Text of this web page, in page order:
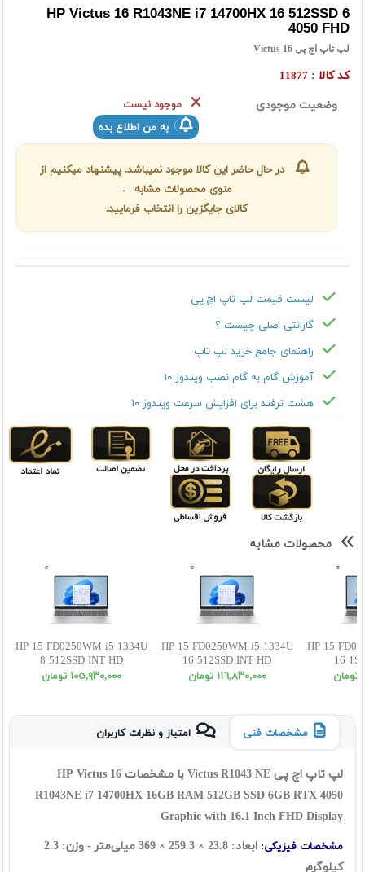
HP Victus 16 R1043NE i7 14700HX 16 512SSD 6
4050 FHD
لپ تاپ اچ پی Victus 16
کد کالا : 11877
وضعیت موجودی
موجود نیست
به من اطلاع بده
در حال حاضر این کالا موجود نمیباشد. پیشنهاد میکنیم از
منوی محصولات مشابه ←
کالای جایگزین را انتخاب فرمایید.
لیست قیمت لپ تاپ اچ پی
گارانتی اصلی چیست ؟
راهنمای جامع خرید لپ تاپ
آموزش گام به گام نصب ویندوز ۱۰
هشت ترفند برای افزایش سرعت ویندوز ۱۰
محصولات مشابه
HP 15 FD0250WM i5 1334U
8 512SSD INT HD
١٠٥,٩٣٠,٠٠٠ تومان
HP 15 FD0250WM i5 1334U
16 512SSD INT HD
١١٦,٨٣٠,٠٠٠ تومان
HP 15
16
مشخصات فنی امتیاز و نظرات کاربران
لپ تاپ اچ پی Victus R1043 NE با مشخصات HP Victus 16
R1043NE i7 14700HX 16GB RAM 512GB SSD 6GB RTX 4050
Graphic with 16.1 Inch FHD Display
مشخصات فیزیکی:
ابعاد: 23.8 × 259.3 × 369 میلی‌متر - وزن: 2.3
کیلوگرم